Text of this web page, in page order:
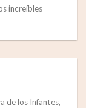
increíbles
de los Infantes,